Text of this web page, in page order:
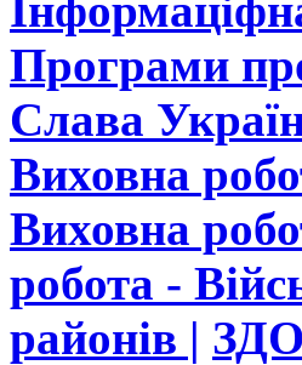
Програми
Слава
Виховна
Виховна
робота -
районів | ЗДО